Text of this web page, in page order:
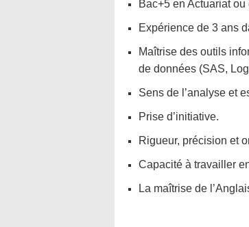
Bac+5 en Actuariat
Expérience de 3 ans
Maîtrise des outils
de données (SAS,
Sens de l’analyse et
Prise d’initiative.
Rigueur, précision et
Capacité à travailler
La maîtrise de